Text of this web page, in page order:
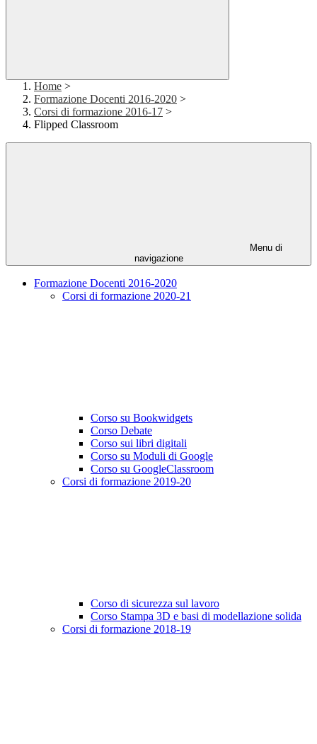
Home >
Formazione Docenti 2016-2020 >
Corsi di formazione 2016-17 >
Flipped Classroom
Menu di
navigazione
Formazione Docenti 2016-2020
Corsi di formazione 2020-21
Corso su Bookwidgets
Corso Debate
Corso sui libri digitali
Corso su Moduli di Google
Corso su GoogleClassroom
Corsi di formazione 2019-20
Corso di sicurezza sul lavoro
Corso Stampa 3D e basi di modellazione solida
Corsi di formazione 2018-19